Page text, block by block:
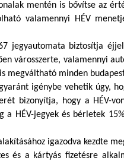
mentén is bővítse az
valamennyi HÉV
jegyautomata biztosítja
városszerte, valamennyi
megváltható minden
igénybe vehetik úgy,
bizonyítja, hogy a HÉV-
HÉV-jegyek és bérletek
igazodva kezdte
és a kártyás fizetésre